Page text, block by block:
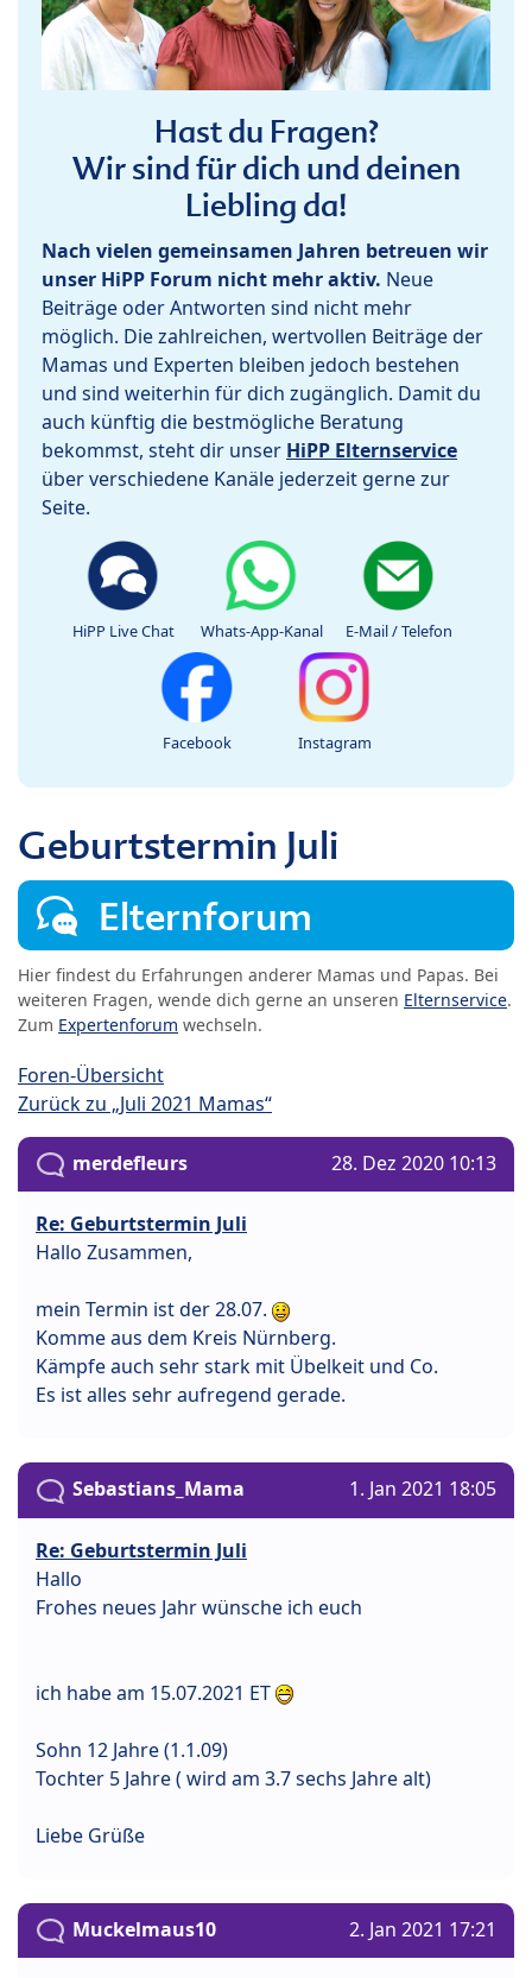
Hast du Fragen?
Wir sind für dich und deinen
Liebling da!
Nach vielen gemeinsamen Jahren betreuen wir
unser HiPP Forum nicht mehr aktiv. Neue
Beiträge oder Antworten sind nicht mehr
möglich. Die zahlreichen, wertvollen Beiträge der
Mamas und Experten bleiben jedoch bestehen
und sind weiterhin für dich zugänglich. Damit du
auch künftig die bestmögliche Beratung
bekommst, steht dir unser HiPP Elternservice
über verschiedene Kanäle jederzeit gerne zur
Seite.
HiPP Live Chat Whats-App-Kanal E-Mail / Telefon
Facebook Instagram
Geburtstermin Juli
Elternforum
Hier findest du Erfahrungen anderer Mamas und Papas. Bei
weiteren Fragen, wende dich gerne an unseren Elternservice.
Zum Expertenforum wechseln.
Foren-Übersicht
Zurück zu „Juli 2021 Mamas“
merdefleurs 28. Dez 2020 10:13
Re: Geburtstermin Juli
Hallo Zusammen,
mein Termin ist der 28.07.
Komme aus dem Kreis Nürnberg.
Kämpfe auch sehr stark mit Übelkeit und Co.
Es ist alles sehr aufregend gerade.
Sebastians_Mama 1. Jan 2021 18:05
Re: Geburtstermin Juli
Hallo
Frohes neues Jahr wünsche ich euch
ich habe am 15.07.2021 ET
Sohn 12 Jahre (1.1.09)
Tochter 5 Jahre ( wird am 3.7 sechs Jahre alt)
Liebe Grüße
Muckelmaus10 2. Jan 2021 17:21